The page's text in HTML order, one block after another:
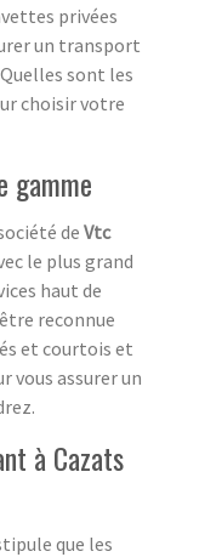
privées
un transport
sont les
choisir votre
gamme
de Vtc
le plus grand
haut de
reconnue
et courtois et
vous assurer un
à Cazats
que les